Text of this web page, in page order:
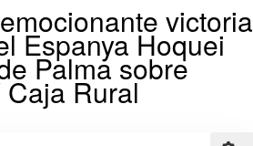
victoria
Espanya Hoquei
Palma sobre
Caja Rural